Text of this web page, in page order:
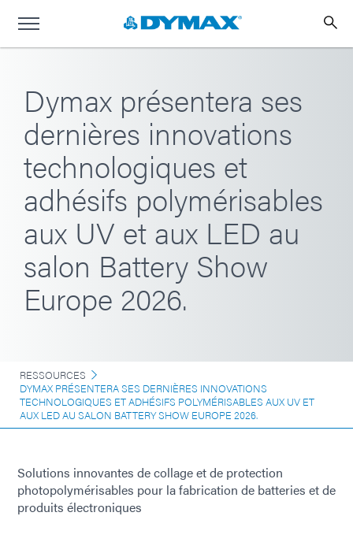
Dymax présentera ses
dernières innovations
technologiques et
adhésifs polymérisables
aux UV et aux LED au
salon Battery Show
Europe 2026.
RESSOURCES
DYMAX PRÉSENTERA SES DERNIÈRES INNOVATIONS
TECHNOLOGIQUES ET ADHÉSIFS POLYMÉRISABLES AUX UV ET
AUX LED AU SALON BATTERY SHOW EUROPE 2026.
Solutions innovantes de collage et de protection
photopolymérisables pour la fabrication de batteries et de
produits électroniques